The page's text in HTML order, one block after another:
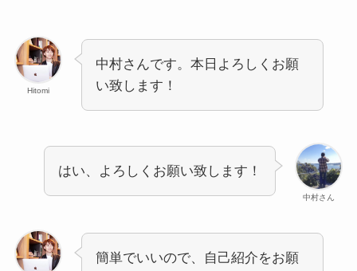
Hitomi
中村さんです。本日よろしくお願
い致します！
中村さん
はい、よろしくお願い致します！
簡単でいいので、自己紹介をお願